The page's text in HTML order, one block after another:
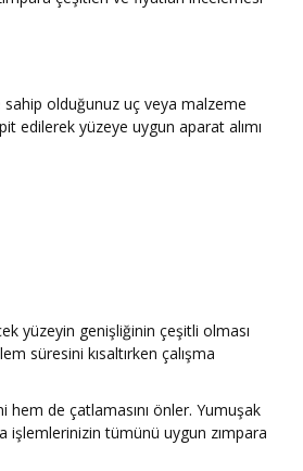
sahip olduğunuz uç veya malzeme
edilerek yüzeye uygun aparat alımı
yüzeyin genişliğinin çeşitli olması
süresini kısaltırken çalışma
de çatlamasını önler. Yumuşak
işlemlerinizin tümünü uygun zımpara